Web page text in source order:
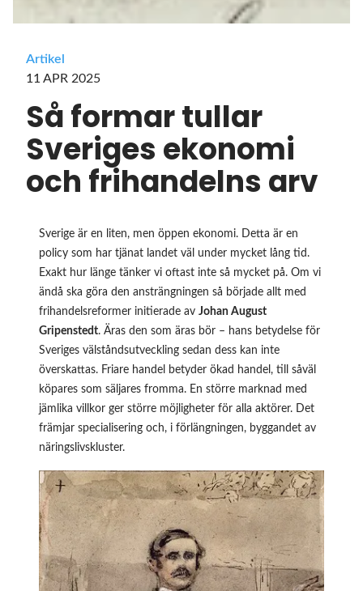
Artikel
11 APR 2025
Så formar tullar
Sveriges ekonomi
och frihandelns arv
Sverige är en liten, men öppen ekonomi. Detta är en
policy som har tjänat landet väl under mycket lång tid.
Exakt hur länge tänker vi oftast inte så mycket på. Om vi
ändå ska göra den ansträngningen så började allt med
frihandelsreformer initierade av Johan August
Gripenstedt. Äras den som äras bör – hans betydelse för
Sveriges välståndsutveckling sedan dess kan inte
överskattas. Friare handel betyder ökad handel, till såväl
köpares som säljares fromma. En större marknad med
jämlika villkor ger större möjligheter för alla aktörer. Det
främjar specialisering och, i förlängningen, byggandet av
näringslivskluster.